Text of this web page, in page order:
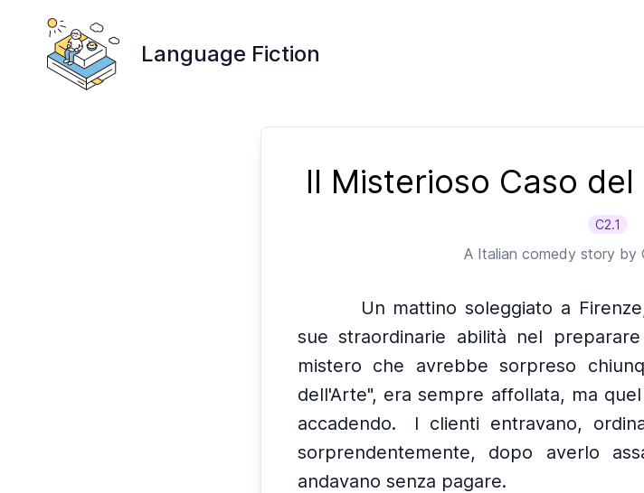
Language Fiction
Il Misterioso Caso
C2.1
A Italian comedy story by
Un mattino soleggiato a
sue straordinarie abilità nel
mistero che avrebbe sorpreso
dell'Arte", era sempre affollata, ma
accadendo.
I clienti entravano,
sorprendentemente, dopo averlo
andavano senza pagare.